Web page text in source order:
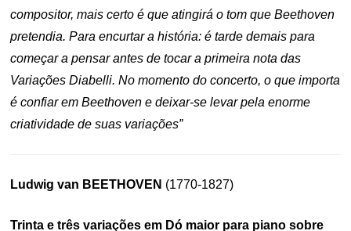
compositor, mais certo é que atingirá o tom que Beethoven
pretendia. Para encurtar a história: é tarde demais para
começar a pensar antes de tocar a primeira nota das
Variações Diabelli. No momento do concerto, o que importa
é confiar em Beethoven e deixar-se levar pela enorme
criatividade de suas variações”
Ludwig van BEETHOVEN (1770-1827)
Trinta e três variações em Dó maior para piano sobre